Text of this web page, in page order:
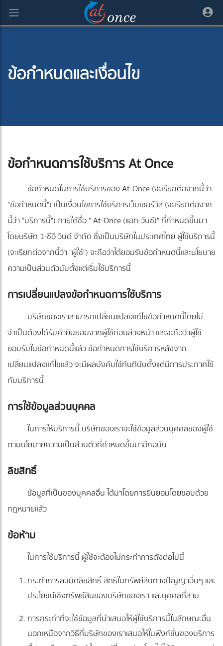
ข้อกำหนดและเงื่อนไข
ข้อกำหนดการใช้บริการ At Once
ข้อกำหนดในการใช้บริการของ At-Once (จะเรียกต่อจากนี้ว่า
"ข้อกำหนดนี้") เป็นเงื่อนไขการใช้บริการเว็บเซอร์วิส (จะเรียกต่อจาก
นี้ว่า "บริการนี้") ภายใต้ชื่อ " At-Once (แอท-วันซ์)" ที่กำหนดขึ้นมา
โดยบริษัท 1-ซีอี วินด์ จำกัด ซึ่งเป็นบริษัทในประเทศไทย ผู้ใช้บริการนี้
(จะเรียกต่อจากนี้ว่า "ผู้ใช้") จะถือว่าได้ยอมรับข้อกำหนดนี้และนโยบาย
ความเป็นส่วนตัวนับตั้งแต่เริ่มใช้บริการนี้
การเปลี่ยนแปลงข้อกำหนดการใช้บริการ
บริษัทของเราสามารถเปลี่ยนแปลงแก้ไขข้อกำหนดนี้โดยไม่
จำเป็นต้องได้รับคำยินยอมจากผู้ใช้ก่อนล่วงหน้า และจะถือว่าผู้ใช้
ยอมรับในข้อกำหนดนี้แล้ว ข้อกำหนดการใช้บริการหลังจาก
เปลี่ยนแปลงแก้ไขแล้ว จะมีผลบังคับใช้ทันทีนับตั้งแต่มีการประกาศใช้
กับบริการนี้
การใช้ข้อมูลส่วนบุคคล
ในการให้บริการนี้ บริษัทของเราจะใช้ข้อมูลส่วนบุคคลของผู้ใช้
ตามนโยบายความเป็นส่วนตัวที่กำหนดขึ้นมาอีกฉบับ
ลิขสิทธิ์
ข้อมูลที่เป็นของบุคคลอื่น ได้มาโดยการยินยอมโดยชอบด้วย
กฎหมายแล้ว
ข้อห้าม
ในการใช้บริการนี้ ผู้ใช้จะต้องไม่กระทำการดังต่อไปนี้
กระทำการละเมิดลิขสิทธิ์ สิทธิในทรัพย์สินทางปัญญาอื่นๆ และ
ประโยชน์เชิงทรัพย์สินของบริษัทของเรา และบุคคลที่สาม
การกระทำที่จะใช้ข้อมูลที่นำเสนอให้ผู้ใช้บริการนี้ในลักษณะอื่น
นอกเหนือจากวิธีที่บริษัทของเราเสนอให้ในฟังก์ชั่นของบริการ